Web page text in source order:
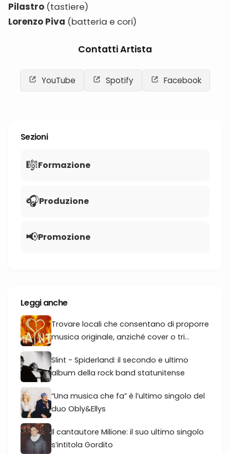
Pilastro (tastiere)
Lorenzo Piva (batteria e cori)
Contatti Artista
YouTube Spotify Facebook
Sezioni
🎼Formazione
🎧Produzione
📢Promozione
Leggi anche
Trovare locali che consentano di proporre
musica originale, anziché cover o tri...
Slint - Spiderland: il secondo e ultimo
album della rock band statunitense
“Una musica che fa” è l’ultimo singolo del
duo Obly&Ellys
Il cantautore Milione: il suo ultimo singolo
s’intitola Gordito